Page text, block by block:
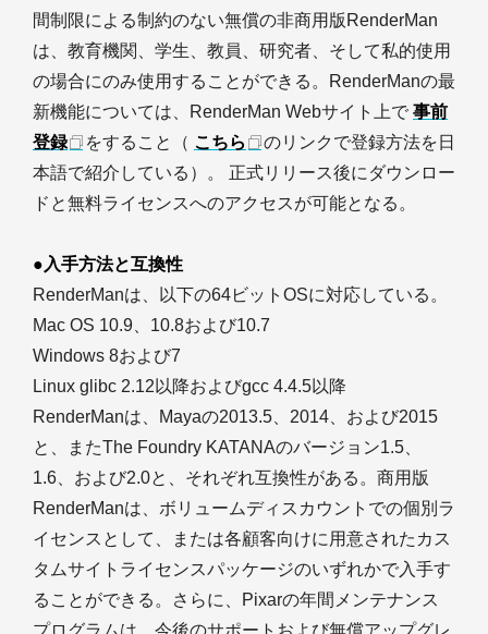
間制限による制約のない無償の非商用版RenderMan
は、教育機関、学生、教員、研究者、そして私的使用
の場合にのみ使用することができる。RenderManの最
新機能については、RenderMan Webサイト上で 事前
登録
をすること（ こちら
のリンクで登録方法を日
本語で紹介している）。 正式リリース後にダウンロー
ドと無料ライセンスへのアクセスが可能となる。
●入手方法と互換性
RenderManは、以下の64ビットOSに対応している。
Mac OS 10.9、10.8および10.7
Windows 8および7
Linux glibc 2.12以降およびgcc 4.4.5以降
RenderManは、Mayaの2013.5、2014、および2015
と、またThe Foundry KATANAのバージョン1.5、
1.6、および2.0と、それぞれ互換性がある。商用版
RenderManは、ボリュームディスカウントでの個別ラ
イセンスとして、または各顧客向けに用意されたカス
タムサイトライセンスパッケージのいずれかで入手す
ることができる。さらに、Pixarの年間メンテナンス
プログラムは、今後のサポートおよび無償アップグレ